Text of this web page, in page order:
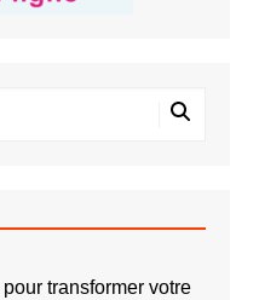
transformer votre